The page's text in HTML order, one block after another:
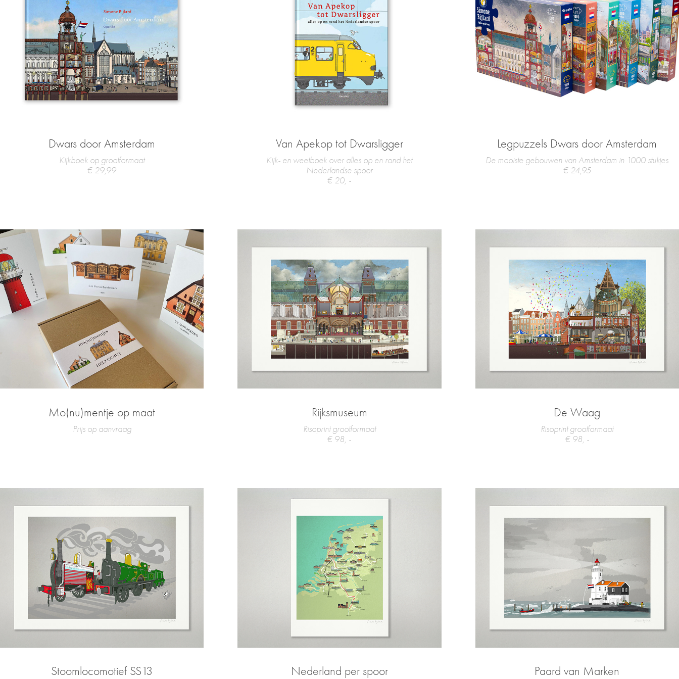
Dwars door Amsterdam
Kijkboek op grootformaat
€ 29,99
Van Apekop tot Dwarsligger
Kijk- en weetboek over alles op en rond het
Nederlandse spoor
€ 20, -
Legpuzzels Dwars door Amsterdam
De mooiste gebouwen van Amsterdam in 1000 stukjes
€ 24,95
Mo(nu)mentje op maat
Prijs op aanvraag
Rijksmuseum
Risoprint grootformaat
€ 98, -
De Waag
Risoprint grootformaat
€ 98, -
Stoomlocomotief SS13 Nederland per spoor Paard van Marken